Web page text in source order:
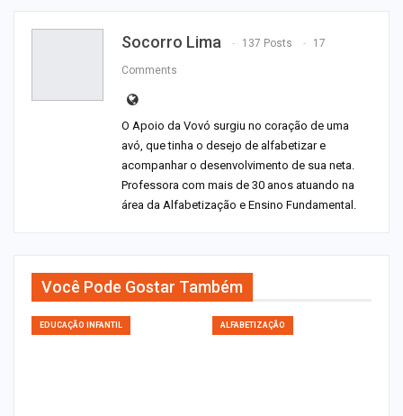
Socorro Lima 137 Posts 17
Comments
O Apoio da Vovó surgiu no coração de uma
avó, que tinha o desejo de alfabetizar e
acompanhar o desenvolvimento de sua neta.
Professora com mais de 30 anos atuando na
área da Alfabetização e Ensino Fundamental.
Você Pode Gostar Também
EDUCAÇÃO INFANTIL ALFABETIZAÇÃO